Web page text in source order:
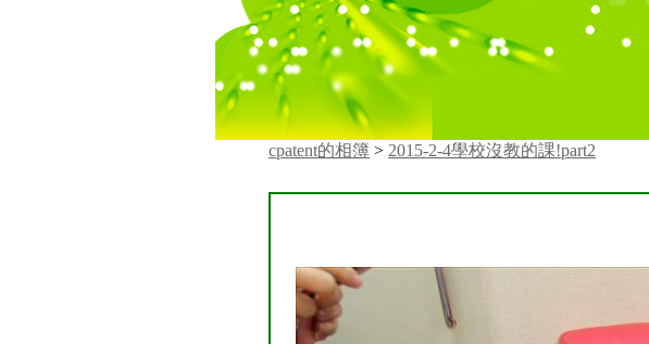
cpatent的相簿 > 2015-2-4學校沒教的課!part2